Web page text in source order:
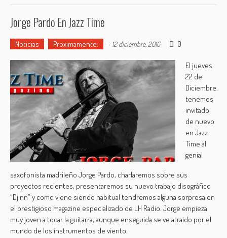
Jorge Pardo En Jazz Time
Noticias Proximamente: - 12 diciembre, 2016 0
El jueves
22 de
Diciembre
tenemos
invitado
de nuevo
en Jazz
Time al
genial
saxofonista madrileño Jorge Pardo, charlaremos sobre sus
proyectos recientes, presentaremos su nuevo trabajo disográfico
“Djinn” y como viene siendo habitual tendremos alguna sorpresa en
el prestigioso magazine especializado de LH Radio. Jorge empieza
muy joven a tocar la guitarra, aunque enseguida se ve atraido por el
mundo de los instrumentos de viento.